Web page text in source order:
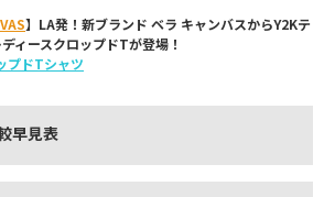
】LA発！新ブランド ベラ キャンバスからY2Kテ
ィースクロップドTが登場！
プドTシャツ
早見表